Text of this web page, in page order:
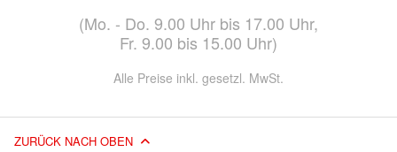
(Mo. - Do. 9.00 Uhr bis 17.00 Uhr,
Fr. 9.00 bis 15.00 Uhr)
Alle Preise inkl. gesetzl. MwSt.
ZURÜCK NACH OBEN